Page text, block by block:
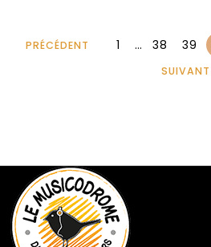
PRÉCÉDENT 1 … 38 39
SUIVANT